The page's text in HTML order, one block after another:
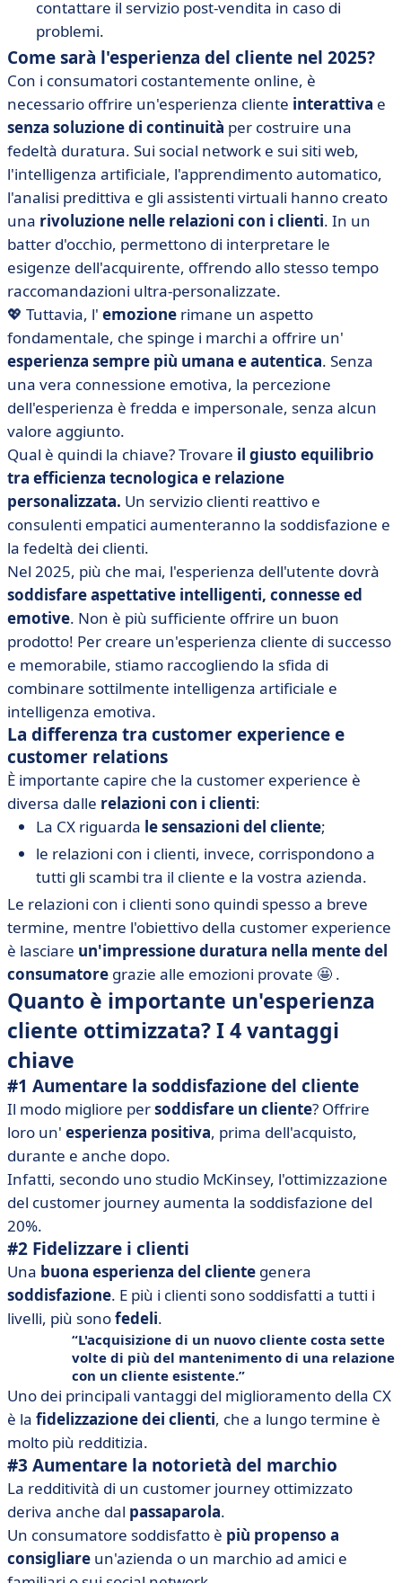
contattare il servizio post-vendita in caso di
problemi.
Come sarà l'esperienza del cliente nel 2025?
Con i consumatori costantemente online, è
necessario offrire un'esperienza cliente interattiva e
senza soluzione di continuità per costruire una
fedeltà duratura. Sui social network e sui siti web,
l'intelligenza artificiale, l'apprendimento automatico,
l'analisi predittiva e gli assistenti virtuali hanno creato
una rivoluzione nelle relazioni con i clienti. In un
batter d'occhio, permettono di interpretare le
esigenze dell'acquirente, offrendo allo stesso tempo
raccomandazioni ultra-personalizzate.
💖 Tuttavia, l' emozione rimane un aspetto
fondamentale, che spinge i marchi a offrire un'
esperienza sempre più umana e autentica. Senza
una vera connessione emotiva, la percezione
dell'esperienza è fredda e impersonale, senza alcun
valore aggiunto.
Qual è quindi la chiave? Trovare il giusto equilibrio
tra efficienza tecnologica e relazione
personalizzata. Un servizio clienti reattivo e
consulenti empatici aumenteranno la soddisfazione e
la fedeltà dei clienti.
Nel 2025, più che mai, l'esperienza dell'utente dovrà
soddisfare aspettative intelligenti, connesse ed
emotive. Non è più sufficiente offrire un buon
prodotto! Per creare un'esperienza cliente di successo
e memorabile, stiamo raccogliendo la sfida di
combinare sottilmente intelligenza artificiale e
intelligenza emotiva.
La differenza tra customer experience e
customer relations
È importante capire che la customer experience è
diversa dalle relazioni con i clienti:
La CX riguarda le sensazioni del cliente;
le relazioni con i clienti, invece, corrispondono a
tutti gli scambi tra il cliente e la vostra azienda.
Le relazioni con i clienti sono quindi spesso a breve
termine, mentre l'obiettivo della customer experience
è lasciare un'impressione duratura nella mente del
consumatore grazie alle emozioni provate 🤩 .
Quanto è importante un'esperienza
cliente ottimizzata? I 4 vantaggi
chiave
#1 Aumentare la soddisfazione del cliente
Il modo migliore persoddisfare un cliente? Offrire
loro un' esperienza positiva, prima dell'acquisto,
durante e anche dopo.
Infatti, secondo uno studio McKinsey, l'ottimizzazione
del customer journey aumenta la soddisfazione del
20%.
#2 Fidelizzare i clienti
Una buona esperienza del cliente genera
soddisfazione. E più i clienti sono soddisfatti a tutti i
livelli, più sonofedeli.
L'acquisizione di un nuovo cliente costa sette
volte di più del mantenimento di una relazione
con un cliente esistente.
Uno dei principali vantaggi del miglioramento della CX
è la fidelizzazione dei clienti, che a lungo termine è
molto più redditizia.
#3 Aumentare la notorietà del marchio
La redditività di un customer journey ottimizzato
deriva anche dal passaparola.
Un consumatore soddisfatto è più propenso a
consigliare un'azienda o un marchio ad amici e